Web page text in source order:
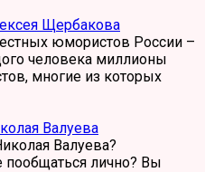
Щербакова
юмористов России –
человека миллионы
многие из которых
Валуева
Валуева?
пообщаться лично? Вы